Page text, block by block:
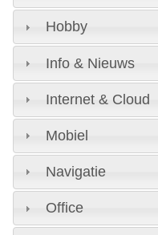
Hobby
Info & Nieuws
Internet & Cloud
Mobiel
Navigatie
Office